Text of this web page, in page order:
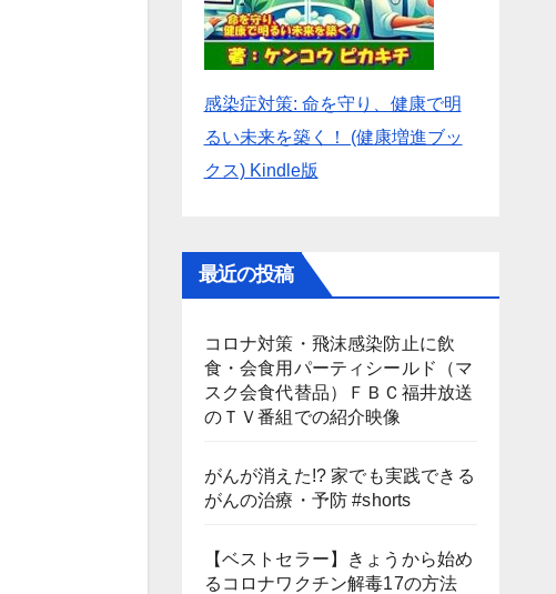
感染症対策: 命を守り、健康で明
るい未来を築く！ (健康増進ブッ
クス) Kindle版
最近の投稿
コロナ対策・飛沫感染防止に飲
食・会食用パーティシールド（マ
スク会食代替品）ＦＢＣ福井放送
のＴＶ番組での紹介映像
がんが消えた!? 家でも実践できる
がんの治療・予防 #shorts
【ベストセラー】きょうから始め
るコロナワクチン解毒17の方法